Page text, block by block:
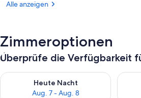
Alle anzeigen
Zimmeroptionen
Überprüfe die Verfügbarkeit
Heute Nacht
Aug. 7 - Aug. 8
Überprüfe die Verfügbarkeit für